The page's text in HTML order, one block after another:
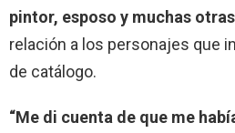
pintor, esposo y muchas
relación a los personajes que
de catálogo.
“Me di cuenta de que me